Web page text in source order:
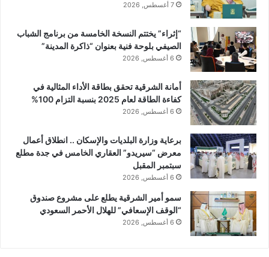
7 أغسطس, 2026
“إثراء” يختتم النسخة الخامسة من برنامج الشباب
الصيفي بلوحة فنية بعنوان “ذاكرة المدينة”
6 أغسطس, 2026
أمانة الشرقية تحقق بطاقة الأداء المثالية في
كفاءة الطاقة لعام 2025 بنسبة التزام 100%
6 أغسطس, 2026
برعاية وزارة البلديات والإسكان .. انطلاق أعمال
معرض “سيريدو” العقاري الخامس في جدة مطلع
سبتمبر المقبل
6 أغسطس, 2026
سمو أمير الشرقية يطلع على مشروع صندوق
“الوقف الإسعافي” للهلال الأحمر السعودي
6 أغسطس, 2026